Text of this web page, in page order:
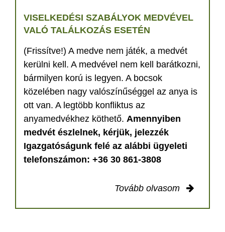
VISELKEDÉSI SZABÁLYOK MEDVÉVEL
VALÓ TALÁLKOZÁS ESETÉN
(Frissítve!) A medve nem játék, a medvét
kerülni kell. A medvével nem kell barátkozni,
bármilyen korú is legyen. A bocsok
közelében nagy valószínűséggel az anya is
ott van. A legtöbb konfliktus az
anyamedvékhez köthető. Amennyiben
medvét észlelnek, kérjük, jelezzék
Igazgatóságunk felé az alábbi ügyeleti
telefonszámon: +36 30 861-3808
Tovább olvasom